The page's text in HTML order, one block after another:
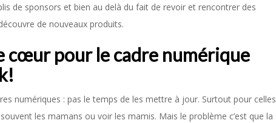
de sponsors et bien au delà du fait de revoir et rencontrer des
de nouveaux produits.
cœur pour le cadre numérique
numériques : pas le temps de les mettre à jour. Surtout pour celles
les mamans ou voir les mamis. Mais le problème c’est que la